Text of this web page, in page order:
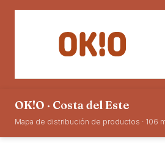
OK!O · Costa del Este
Mapa de distribución de productos · 106